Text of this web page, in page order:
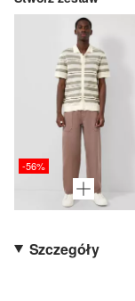
-56%
Szczegóły